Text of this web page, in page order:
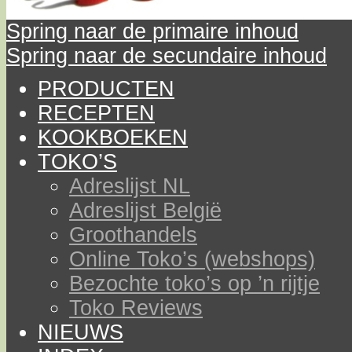
Spring naar de primaire inhoud
Spring naar de secundaire inhoud
PRODUCTEN
RECEPTEN
KOOKBOEKEN
TOKO’S
Adreslijst NL
Adreslijst België
Groothandels
Online Toko’s (webshops)
Bezochte toko’s op ’n rijtje
Toko Reviews
NIEUWS